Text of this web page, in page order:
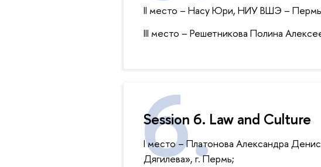
II место – Насу Юри, НИУ ВШЭ –
III место – Решетникова Полина
Session 6. Law and Culture
I место – Платонова Александра
Дягилева», г. Пермь;